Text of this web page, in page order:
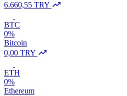
6.660,55 TRY
BTC
0%
Bitcoin
0,00 TRY
ETH
0%
Ethereum